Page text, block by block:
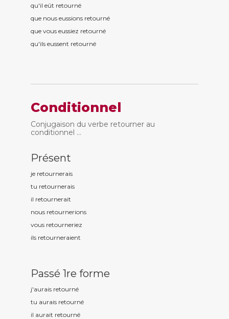
qu'il eût retourné
que nous eussions retourné
que vous eussiez retourné
qu'ils eussent retourné
Conditionnel
Conjugaison du verbe retourner au
conditionnel ...
Présent
je retournerais
tu retournerais
il retournerait
nous retournerions
vous retourneriez
ils retourneraient
Passé 1re forme
j'aurais retourné
tu aurais retourné
il aurait retourné